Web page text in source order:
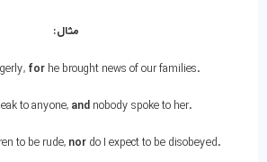
مثال:
for he brought news of our families.
to anyone, and nobody spoke to her.
to be rude, nor do I expect to be disobeyed.